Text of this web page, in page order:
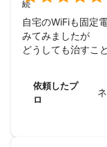
続
自宅のWiFiも固定
みてみましたが
どうしても治すこ
でのチャットのご
るの事に本当に安
当日は自宅にお越
依頼したプ
ロ